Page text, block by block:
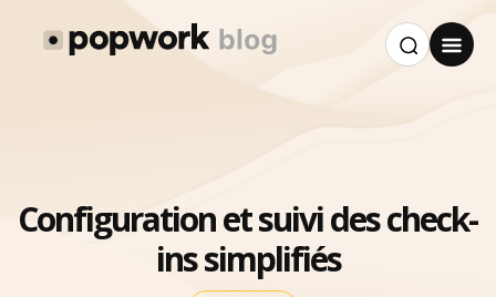
Configuration et suivi des check-
ins simplifiés